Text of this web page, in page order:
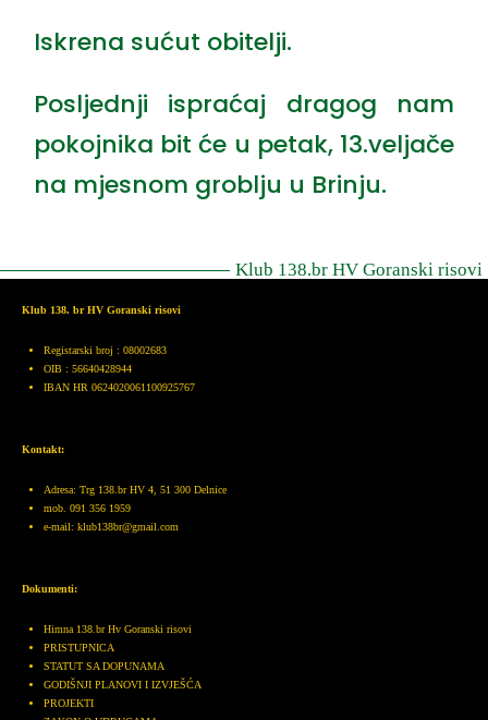
Iskrena sućut obitelji.
Posljednji ispraćaj dragog nam
pokojnika bit će u petak, 13.veljače
na mjesnom groblju u Brinju.
Klub 138.br HV Goranski risovi
Klub 138. br HV Goranski risovi
Registarski broj : 08002683
OIB : 56640428944
IBAN HR 0624020061100925767
Kontakt:
Adresa: Trg 138.br HV 4, 51 300 Delnice
mob. 091 356 1959
e-mail: klub138br@gmail.com
Dokumenti:
Himna 138.br Hv Goranski risovi
PRISTUPNICA
STATUT SA DOPUNAMA
GODIŠNJI PLANOVI I IZVJEŠĆA
PROJEKTI